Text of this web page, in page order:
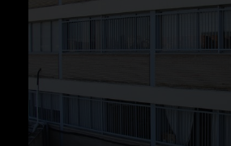
abierto que sirve de
delimitado por el muro de
estudio, y queda sostenido
revestidos de acero inoxidable.
La entrada al edificio se
lateral. Este porche conduce